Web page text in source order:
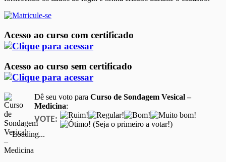
Acesso ao curso com certificado
Acesso ao curso sem certificado
Dê seu voto para Curso de Sondagem Vesical –
Medicina:
VOTE:
(Seja o primeiro a votar!)
Loading...